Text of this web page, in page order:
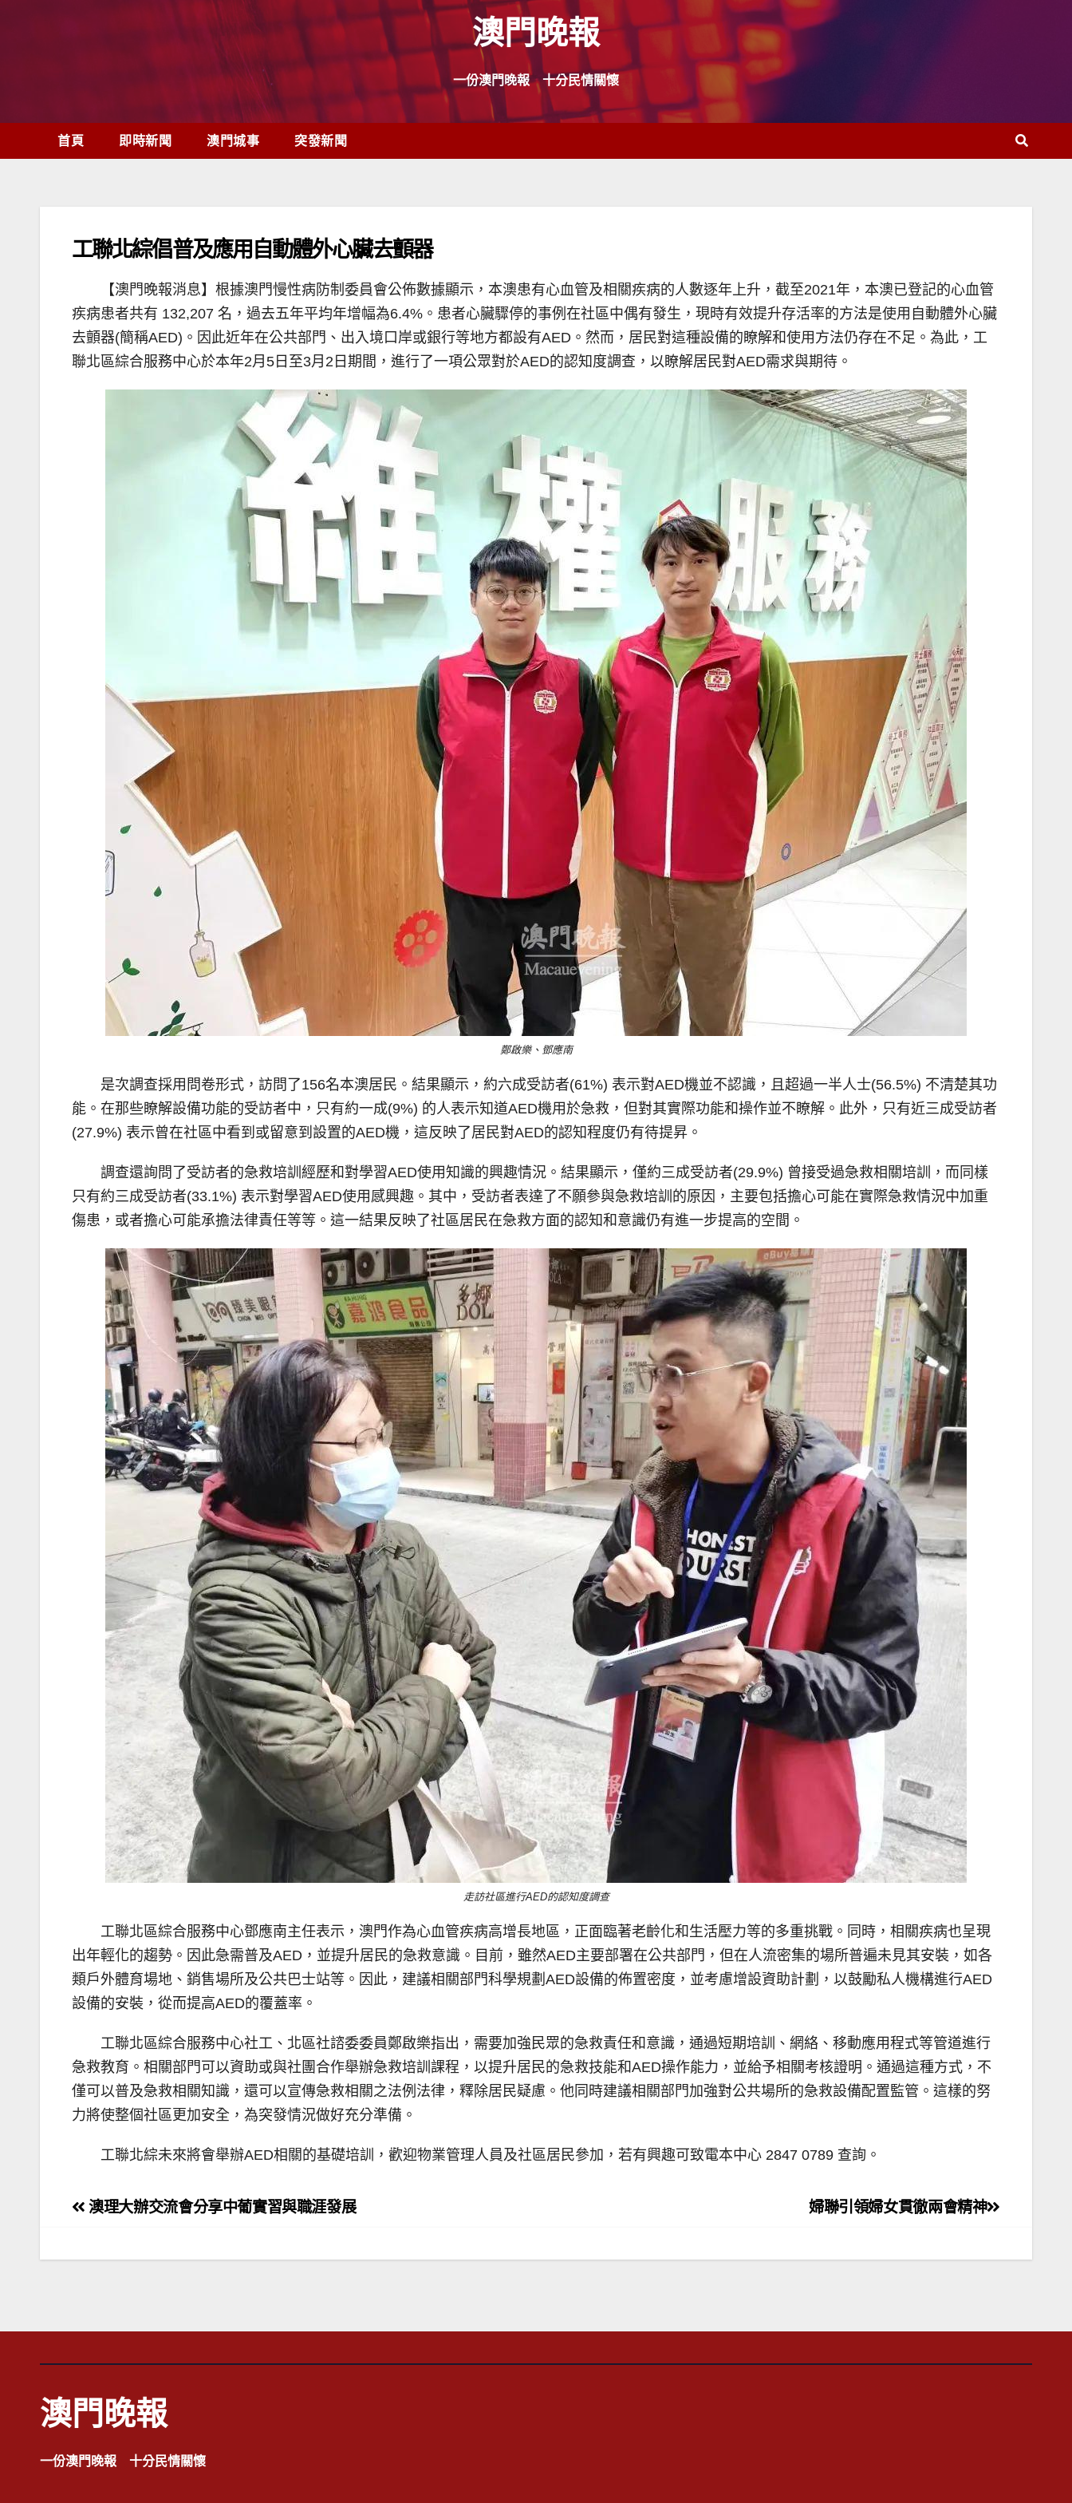
澳門晚報
一份澳門晚報 十分民情關懷
首頁 即時新聞 澳門城事 突發新聞
工聯北綜倡普及應用自動體外心臟去顫器
【澳門晚報消息】根據澳門慢性病防制委員會公佈數據顯示，本澳患有心血管及相關疾病的人數逐年上升，截至2021年，本澳已登記的心血管
疾病患者共有 132,207 名，過去五年平均年增幅為6.4%。患者心臟驟停的事例在社區中偶有發生，現時有效提升存活率的方法是使用自動體外心臟
去顫器(簡稱AED)。因此近年在公共部門、出入境口岸或銀行等地方都設有AED。然而，居民對這種設備的瞭解和使用方法仍存在不足。為此，工
聯北區綜合服務中心於本年2月5日至3月2日期間，進行了一項公眾對於AED的認知度調查，以瞭解居民對AED需求與期待。
鄭啟樂、鄧應南
是次調查採用問卷形式，訪問了156名本澳居民。結果顯示，約六成受訪者(61%) 表示對AED機並不認識，且超過一半人士(56.5%) 不清楚其功
能。在那些瞭解設備功能的受訪者中，只有約一成(9%) 的人表示知道AED機用於急救，但對其實際功能和操作並不瞭解。此外，只有近三成受訪者
(27.9%) 表示曾在社區中看到或留意到設置的AED機，這反映了居民對AED的認知程度仍有待提昇。
調查還詢問了受訪者的急救培訓經歷和對學習AED使用知識的興趣情況。結果顯示，僅約三成受訪者(29.9%) 曾接受過急救相關培訓，而同樣
只有約三成受訪者(33.1%) 表示對學習AED使用感興趣。其中，受訪者表達了不願參與急救培訓的原因，主要包括擔心可能在實際急救情況中加重
傷患，或者擔心可能承擔法律責任等等。這一結果反映了社區居民在急救方面的認知和意識仍有進一步提高的空間。
走訪社區進行AED的認知度調查
工聯北區綜合服務中心鄧應南主任表示，澳門作為心血管疾病高增長地區，正面臨著老齡化和生活壓力等的多重挑戰。同時，相關疾病也呈現
出年輕化的趨勢。因此急需普及AED，並提升居民的急救意識。目前，雖然AED主要部署在公共部門，但在人流密集的場所普遍未見其安裝，如各
類戶外體育場地、銷售場所及公共巴士站等。因此，建議相關部門科學規劃AED設備的佈置密度，並考慮增設資助計劃，以鼓勵私人機構進行AED
設備的安裝，從而提高AED的覆蓋率。
工聯北區綜合服務中心社工、北區社諮委委員鄭啟樂指出，需要加強民眾的急救責任和意識，通過短期培訓、網絡、移動應用程式等管道進行
急救教育。相關部門可以資助或與社團合作舉辦急救培訓課程，以提升居民的急救技能和AED操作能力，並給予相關考核證明。通過這種方式，不
僅可以普及急救相關知識，還可以宣傳急救相關之法例法律，釋除居民疑慮。他同時建議相關部門加強對公共場所的急救設備配置監管。這樣的努
力將使整個社區更加安全，為突發情況做好充分準備。
工聯北綜未來將會舉辦AED相關的基礎培訓，歡迎物業管理人員及社區居民參加，若有興趣可致電本中心 2847 0789 查詢。
文
導
婦聯引領婦女貫徹兩會精神
澳理大辦交流會分享中葡實習與職涯發展
澳門晚報
一份澳門晚報 十分民情關懷